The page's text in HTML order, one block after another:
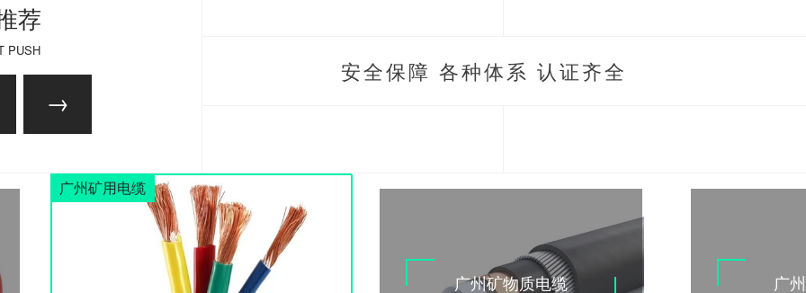
荐
PUSH
安全保障 各种体系 认证齐全
广州矿用电缆
广州矿物质电缆 广